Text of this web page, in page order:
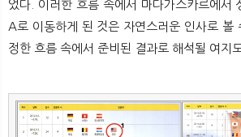
었다. 이러한 흐름 속에서 마다가스카르에서
A로 이동하게 된 것은 자연스러운 인사로 볼
정한 흐름 속에서 준비된 결과로 해석될 여지